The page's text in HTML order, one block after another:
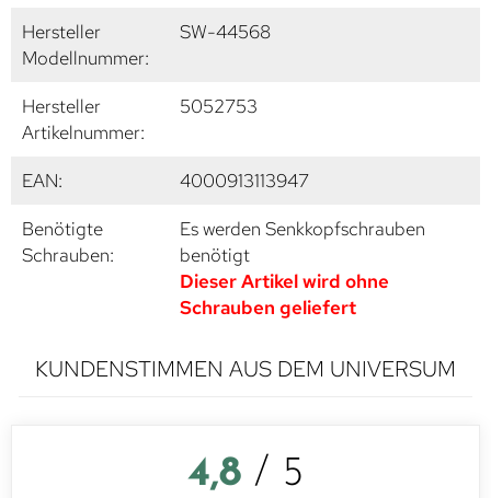
Hersteller
Modellnummer:
SW-44568
Hersteller
Artikelnummer:
5052753
EAN:
4000913113947
Benötigte
Schrauben:
Es werden Senkkopfschrauben
benötigt
Dieser Artikel wird ohne
Schrauben geliefert
KUNDENSTIMMEN AUS DEM UNIVERSUM
4,8 / 5